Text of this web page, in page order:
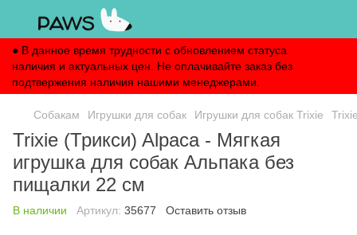
● В данное время трудности с обновлением статуса
наличия и актуальных цен. Не оплачивайте заказ без
подтвержения наличия нашими менеджерами.
Собакам Игрушки для собак Игрушки для собак Trixie
Trixie (Трикси) Alpaca - Мягкая
игрушка для собак Альпака без
пищалки 22 см
В наличии Артикул: 35677 Оставить отзыв